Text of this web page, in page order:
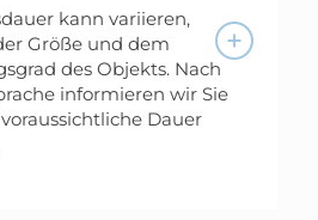
kann variieren,
Größe und dem
des Objekts. Nach
informieren wir Sie
Dauer